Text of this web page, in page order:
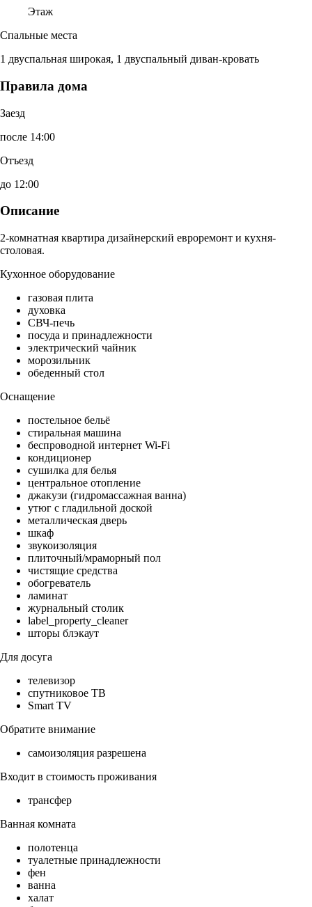
Этаж
Спальные места
1 двуспальная широкая, 1 двуспальный диван-кровать
Правила дома
Заезд
после 14:00
Отъезд
до 12:00
Описание
2-комнатная квартира дизайнерский евроремонт и кухня-
столовая.
Кухонное оборудование
газовая плита
духовка
СВЧ-печь
посуда и принадлежности
электрический чайник
морозильник
обеденный стол
Оснащение
постельное бельё
стиральная машина
беспроводной интернет Wi-Fi
кондиционер
сушилка для белья
центральное отопление
джакузи (гидромассажная ванна)
утюг с гладильной доской
металлическая дверь
шкаф
звукоизоляция
плиточный/мраморный пол
чистящие средства
обогреватель
ламинат
журнальный столик
label_property_cleaner
шторы блэкаут
Для досуга
телевизор
спутниковое ТВ
Smart TV
Обратите внимание
самоизоляция разрешена
Входит в стоимость проживания
трансфер
Ванная комната
полотенца
туалетные принадлежности
фен
ванна
халат